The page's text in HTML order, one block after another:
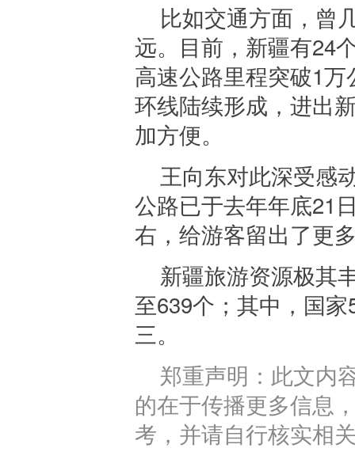
比如交通方面，曾
远。目前，新疆有24
高速公路里程突破1
环线陆续形成，进出
加方便。
王向东对此深受感
公路已于去年年底21
右，给游客留出了更
新疆旅游资源极其
至639个；其中，国
三。
郑重声明：此文内
的在于传播更多信息
考，并请自行核实相